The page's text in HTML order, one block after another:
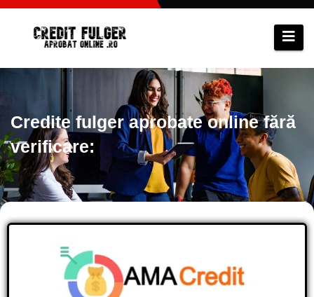
Credite fulger aprobate online fără
verificare: